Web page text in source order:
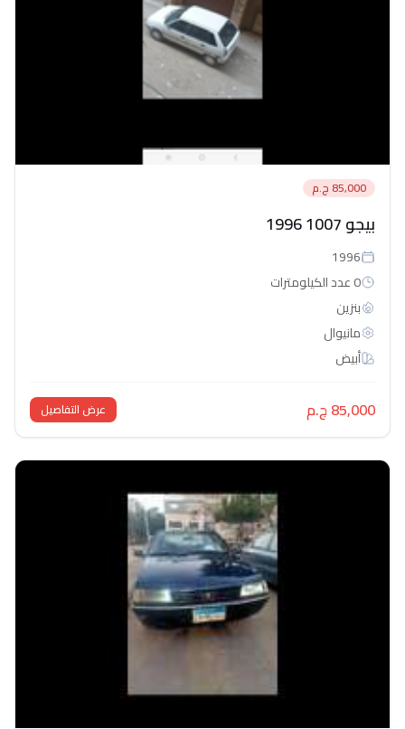
85,000 ج.م
بيجو 1007 1996
1996
0 عدد الكيلومترات
بنزين
مانيوال
أبيض
85,000 ج.م عرض التفاصيل